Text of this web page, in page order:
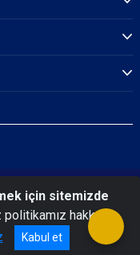
için sitemizde
politikamız hakkında
Kabul et